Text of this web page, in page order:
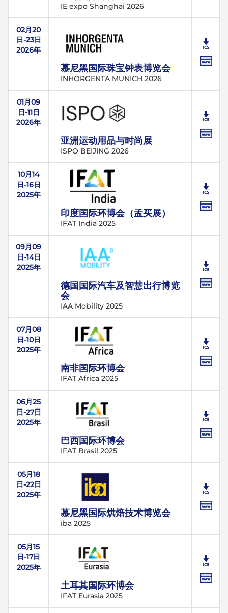
IE expo Shanghai 2026
02月20
日-23日
2026年
慕尼黑国际珠宝钟表博览会
INHORGENTA MUNICH 2026
01月09
日-11日
2026年
亚洲运动用品与时尚展
ISPO BEIJING 2026
10月14
日-16日
2025年
印度国际环博会（孟买展）
IFAT India 2025
09月09
日-14日
2025年
德国国际汽车及智慧出行博览
会
IAA Mobility 2025
07月08
日-10日
2025年
南非国际环博会
IFAT Africa 2025
06月25
日-27日
2025年
巴西国际环博会
IFAT Brasil 2025
05月18
日-22日
2025年
慕尼黑国际烘焙技术博览会
iba 2025
05月15
日-17日
2025年
土耳其国际环博会
IFAT Eurasia 2025